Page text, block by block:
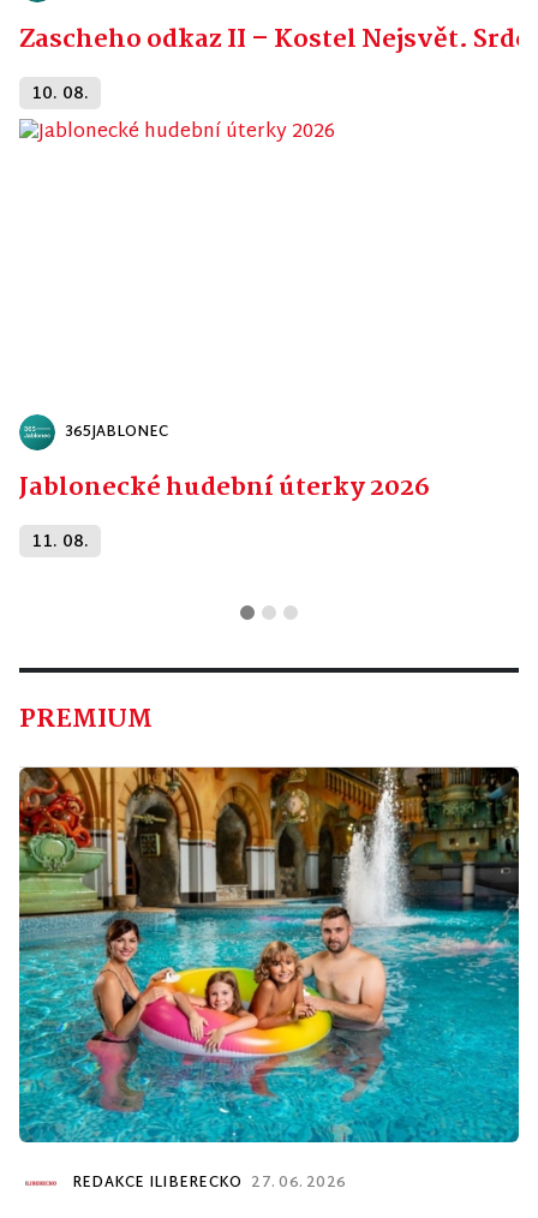
Zascheho odkaz II – Kostel Nejsvět.
10. 08.
365JABLONEC
Jablonecké hudební úterky 2026
11. 08.
PREMIUM
REDAKCE ILIBERECKO 27. 06. 2026